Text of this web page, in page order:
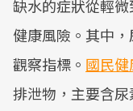
缺水的症狀從輕
健康風險。其中
觀察指標。 國民健
排泄物，主要含